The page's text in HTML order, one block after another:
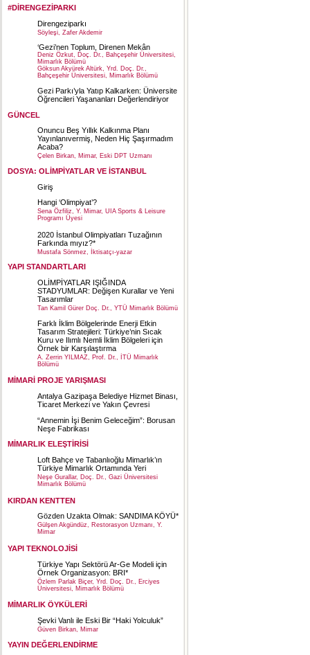
#DİRENGEZİPARKI
Direngeziparkı
Söyleşi, Zafer Akdemir
‘Gezi’nen Toplum, Direnen Mekân
Deniz Özkut, Doç. Dr., Bahçeşehir Üniversitesi,
Mimarlık Bölümü
Göksun Akyürek Altürk, Yrd. Doç. Dr.,
Bahçeşehir Üniversitesi, Mimarlık Bölümü
Gezi Parkı’yla Yatıp Kalkarken: Üniversite
Öğrencileri Yaşananları Değerlendiriyor
GÜNCEL
Onuncu Beş Yıllık Kalkınma Planı
Yayınlanıvermiş, Neden Hiç Şaşırmadım
Acaba?
Çelen Birkan, Mimar, Eski DPT Uzmanı
DOSYA: OLİMPİYATLAR VE İSTANBUL
Giriş
Hangi ‘Olimpiyat’?
Sena Özfiliz, Y. Mimar, UIA Sports & Leisure
Programı Üyesi
2020 İstanbul Olimpiyatları Tuzağının
Farkında mıyız?*
Mustafa Sönmez, İktisatçı-yazar
YAPI STANDARTLARI
OLİMPİYATLAR IŞIĞINDA
STADYUMLAR: Değişen Kurallar ve Yeni
Tasarımlar
Tan Kamil Gürer Doç. Dr., YTÜ Mimarlık Bölümü
Farklı İklim Bölgelerinde Enerji Etkin
Tasarım Stratejileri: Türkiye’nin Sıcak
Kuru ve Ilımlı Nemli İklim Bölgeleri için
Örnek bir Karşılaştırma
A. Zerrin YILMAZ, Prof. Dr., İTÜ Mimarlık
Bölümü
MİMARİ PROJE YARIŞMASI
Antalya Gazipaşa Belediye Hizmet Binası,
Ticaret Merkezi ve Yakın Çevresi
“Annemin İşi Benim Geleceğim”: Borusan
Neşe Fabrikası
MİMARLIK ELEŞTİRİSİ
Loft Bahçe ve Tabanlıoğlu Mimarlık’ın
Türkiye Mimarlık Ortamında Yeri
Neşe Gurallar, Doç. Dr., Gazi Üniversitesi
Mimarlık Bölümü
KIRDAN KENTTEN
Gözden Uzakta Olmak: SANDIMA KÖYÜ*
Gülşen Akgündüz, Restorasyon Uzmanı, Y.
Mimar
YAPI TEKNOLOJİSİ
Türkiye Yapı Sektörü Ar-Ge Modeli için
Örnek Organizasyon: BRI*
Özlem Parlak Biçer, Yrd. Doç. Dr., Erciyes
Üniversitesi, Mimarlık Bölümü
MİMARLIK ÖYKÜLERİ
Şevki Vanlı ile Eski Bir “Haki Yolculuk”
Güven Birkan, Mimar
YAYIN DEĞERLENDİRME